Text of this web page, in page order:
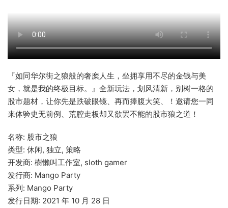
『如同华尔街之狼般的奢糜人生，坐拥享用不尽的金钱与美
女，就是我的终极目标。』全新玩法，划风清新，别树一格的
股市题材，让你先是跌破眼镜、再而捧腹大笑、！邀请您一同
来体验史无前例、荒腔走板却又欲罢不能的股市狼之道！
名称: 股市之狼
类型: 休闲, 独立, 策略
开发商: 樹懶叫工作室, sloth gamer
发行商: Mango Party
系列: Mango Party
发行日期: 2021 年 10 月 28 日